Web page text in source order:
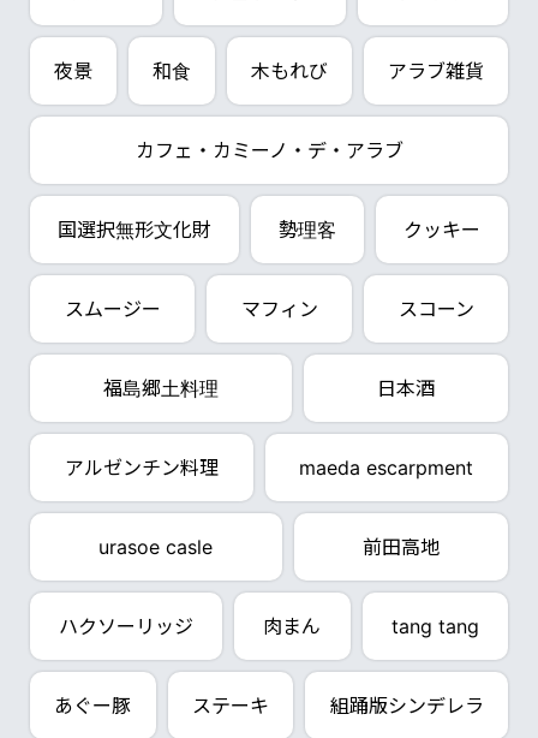
夜景 和食 木もれび アラブ雑貨
カフェ・カミーノ・デ・アラブ
国選択無形文化財 勢理客 クッキー
スムージー マフィン スコーン
福島郷土料理 日本酒
アルゼンチン料理 maeda escarpment
urasoe casle 前田高地
ハクソーリッジ 肉まん tang tang
あぐー豚 ステーキ 組踊版シンデレラ